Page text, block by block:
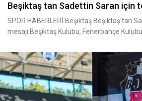
Beşiktaş tan Sadettin Saran için
SPOR HABERLERİ Beşiktaş Beşiktaş'tan
mesajı Beşiktaş Kulübü, Fenerbahçe